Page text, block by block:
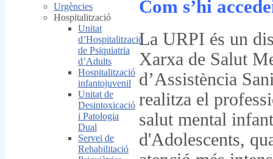
Com s’hi
La URPI és un
Xarxa de Salut
d’Assistència
realitza el
salut mental
d'Adolescents,
Urgències
Hospitalització
Unitat
d’Hospitalització
de Psiquiatria
d’Adults
Hospitalització
infantojuvenil
Unitat de
Desintoxicació
i Patologia
Dual
Servei de
Rehabilitació